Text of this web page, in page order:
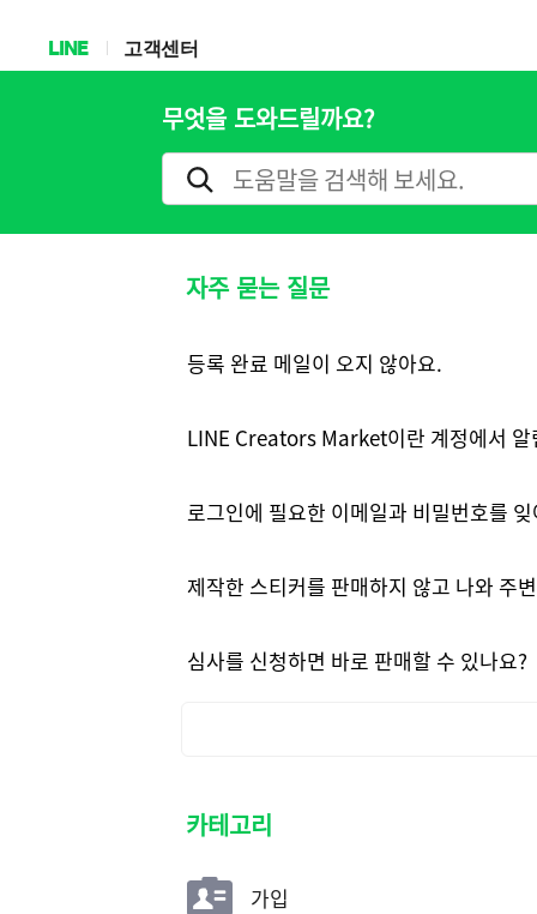
LINE 고객센터
무엇을 도와드릴까요?
자주 묻는 질문
등록 완료 메일이 오지 않아요.
LINE Creators Market이란 계정에서 알
로그인에 필요한 이메일과 비밀번호를
제작한 스티커를 판매하지 않고 나와 주
심사를 신청하면 바로 판매할 수 있나요?
카테고리
가입